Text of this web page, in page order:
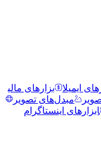
ایمیل
ابزارهای مالی
مبدل‌های تصویر
ابزارهای اینستاگرام